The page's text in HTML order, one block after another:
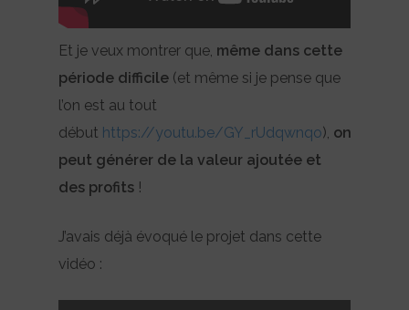
Et je veux montrer que, même dans cette
période difficile (et même si je pense que
l’on est au tout
début https://youtu.be/GY_rUdqwnqo), on
peut générer de la valeur ajoutée et
des profits !
J’avais déjà évoqué le projet dans cette
vidéo :